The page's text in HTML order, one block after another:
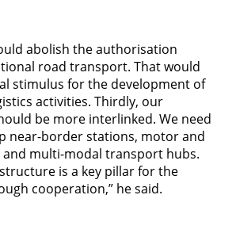
abolish the authorisation
road transport. That would
stimulus for the development of
activities. Thirdly, our
be more interlinked. We need
near-border stations, motor and
and multi-modal transport hubs.
is a key pillar for the
cooperation,” he said.